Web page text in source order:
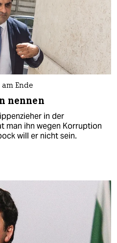
Ende
nennen
in der
man ihn wegen Korruption
will er nicht sein.